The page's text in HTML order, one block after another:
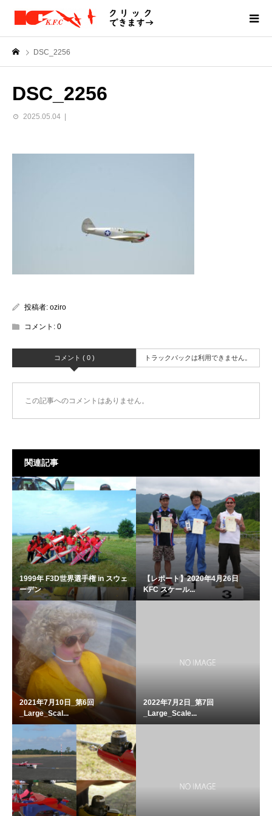
DSC_2256
DSC_2256
2025.05.04
投稿者: oziro
コメント: 0
コメント ( 0 ) トラックバックは利用できません。
この記事へのコメントはありません。
関連記事
1999年 F3D世界選手権 in スウェ
ーデン
【レポート】2020年4月26日
KFC スケール...
2021年7月10日_第6回
_Large_Scal...
2022年7月2日_第7回
_Large_Scale...